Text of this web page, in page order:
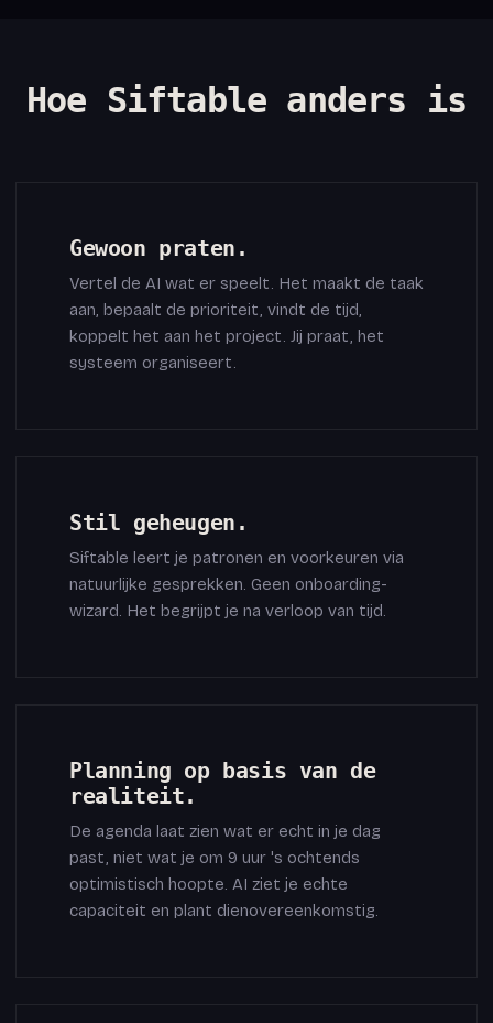
Hoe Siftable anders is
Gewoon praten.
Vertel de AI wat er speelt. Het maakt de taak
aan, bepaalt de prioriteit, vindt de tijd,
koppelt het aan het project. Jij praat, het
systeem organiseert.
Stil geheugen.
Siftable leert je patronen en voorkeuren via
natuurlijke gesprekken. Geen onboarding-
wizard. Het begrijpt je na verloop van tijd.
Planning op basis van de
realiteit.
De agenda laat zien wat er echt in je dag
past, niet wat je om 9 uur 's ochtends
optimistisch hoopte. AI ziet je echte
capaciteit en plant dienovereenkomstig.